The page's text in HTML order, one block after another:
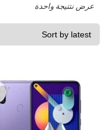
عرض نتتيجة واحدة